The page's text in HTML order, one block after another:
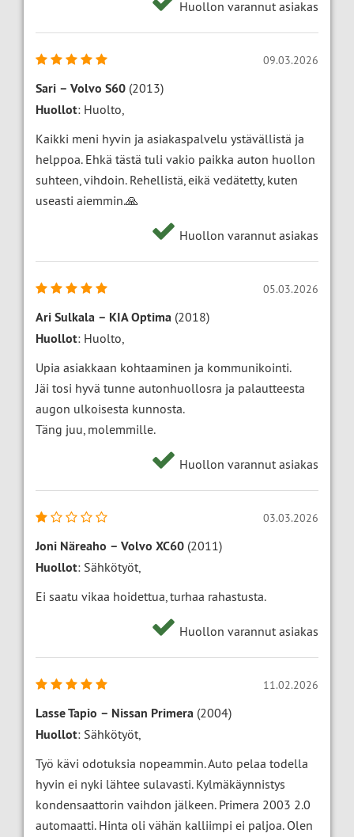
Huollon varannut asiakas
09.03.2026
Sari – Volvo S60 (2013)
Huollot: Huolto,
Kaikki meni hyvin ja asiakaspalvelu ystävällistä ja
helppoa. Ehkä tästä tuli vakio paikka auton huollon
suhteen, vihdoin. Rehellistä, eikä vedätetty, kuten
useasti aiemmin.🙏
Huollon varannut asiakas
05.03.2026
Ari Sulkala – KIA Optima (2018)
Huollot: Huolto,
Upia asiakkaan kohtaaminen ja kommunikointi.
Jäi tosi hyvä tunne autonhuollosra ja palautteesta
augon ulkoisesta kunnosta.
Täng juu, molemmille.
Huollon varannut asiakas
03.03.2026
Joni Näreaho – Volvo XC60 (2011)
Huollot: Sähkötyöt,
Ei saatu vikaa hoidettua, turhaa rahastusta.
Huollon varannut asiakas
11.02.2026
Lasse Tapio – Nissan Primera (2004)
Huollot: Sähkötyöt,
Työ kävi odotuksia nopeammin. Auto pelaa todella
hyvin ei nyki lähtee sulavasti. Kylmäkäynnistys
kondensaattorin vaihdon jälkeen. Primera 2003 2.0
automaatti. Hinta oli vähän kalliimpi ei paljoa. Olen